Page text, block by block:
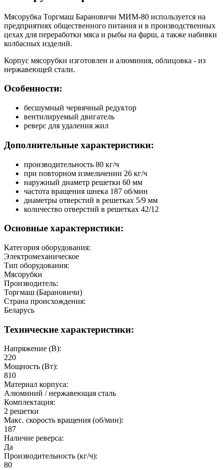
Мясорубка Торгмаш Барановичи МИМ-80 используется на
предприятиях общественного питания и в производственных
цехах для переработки мяса и рыбы на фарш, а также набивки
колбасных изделий.
Корпус мясорубки изготовлен и алюминия, облицовка - из
нержавеющей стали.
Особенности:
бесшумный червячный редуктор
вентилируемый двигатель
реверс для удаления жил
Дополнительные характеристики:
производительность 80 кг/ч
при повторном измельчении 26 кг/ч
наружный диаметр решетки 60 мм
частота вращения шнека 187 об/мин
диаметры отверстий в решетках 5/9 мм
количество отверстий в решетках 42/12
Основные характеристики:
Категория оборудования:
Электромеханическое
Тип оборудования:
Мясорубки
Производитель:
Торгмаш (Барановичи)
Страна происхождения:
Беларусь
Технические характеристики:
Напряжение (В):
220
Мощность (Вт):
810
Материал корпуса:
Алюминий / нержавеющая сталь
Комплектация:
2 решетки
Макс. скорость вращения (об/мин):
187
Наличие реверса:
Да
Производительность (кг/ч):
80